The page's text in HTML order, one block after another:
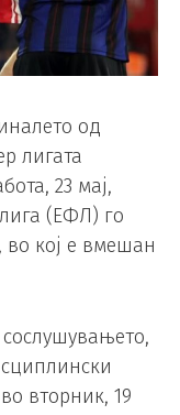
од
лигата
23 мај,
(ЕФЛ) го
во кој е вмешан
вторник, 19